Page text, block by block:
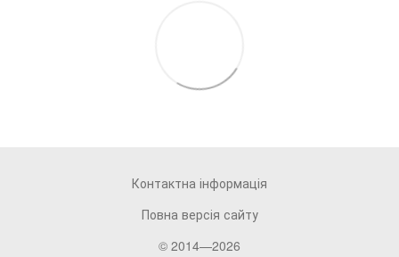
Контактна інформація
Повна версія сайту
© 2014—2026